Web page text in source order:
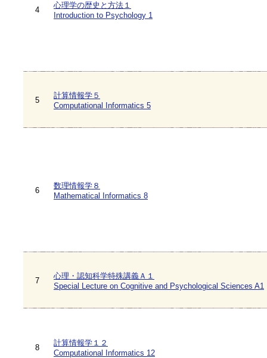
4
心理学の歴史と方法１
Introduction to Psychology 1
5
計算情報学５
Computational Informatics 5
6
数理情報学８
Mathematical Informatics 8
7
心理・認知科学特殊講義Ａ１
Special Lecture on Cognitive and Psychological Sciences A1
8
計算情報学１２
Computational Informatics 12